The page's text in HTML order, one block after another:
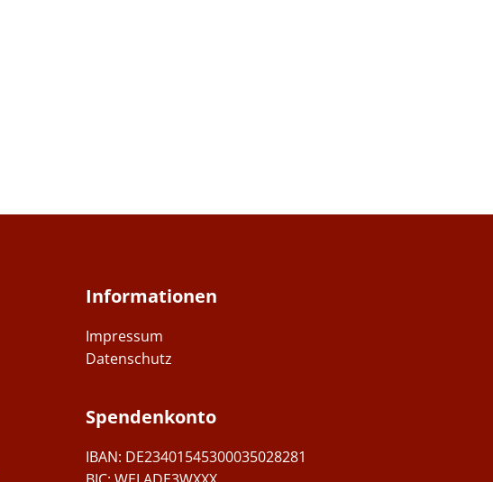
Informationen
Impressum
Datenschutz
Spendenkonto
IBAN: DE23401545300035028281